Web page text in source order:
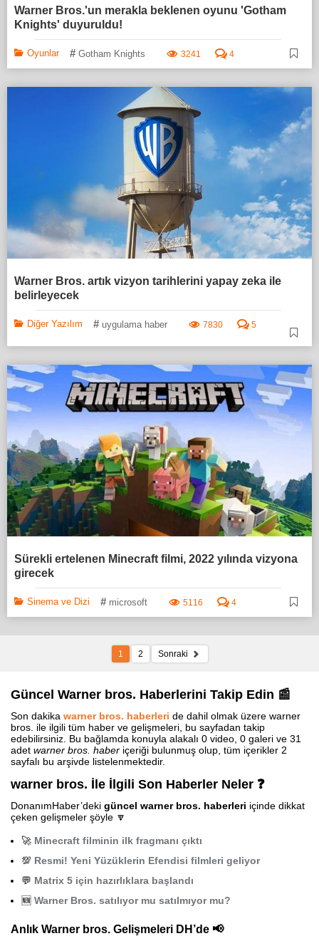
Warner Bros.'un merakla beklenen oyunu 'Gotham
Knights' duyuruldu!
Oyunlar # Gotham Knights 3241 4
Warner Bros. artık vizyon tarihlerini yapay zeka ile
belirleyecek
Diğer Yazılım # uygulama haber 7830 5
Sürekli ertelenen Minecraft filmi, 2022 yılında vizyona
girecek
Sinema ve Dizi # microsoft 5116 4
1 2 Sonraki
Güncel Warner bros. Haberlerini Takip Edin 📰
Son dakika warner bros. haberleri de dahil olmak üzere warner
bros. ile ilgili tüm haber ve gelişmeleri, bu sayfadan takip
edebilirsiniz. Bu bağlamda konuyla alakalı 0 video, 0 galeri ve 31
adet warner bros. haber içeriği bulunmuş olup, tüm içerikler 2
sayfalı bu arşivde listelenmektedir.
warner bros. İle İlgili Son Haberler Neler ❓
DonanımHaber’deki güncel warner bros. haberleri içinde dikkat
çeken gelişmeler şöyle 🔽
🚀 Minecraft filminin ilk fragmanı çıktı
💯 Resmi! Yeni Yüzüklerin Efendisi filmleri geliyor
💬 Matrix 5 için hazırlıklara başlandı
🆕 Warner Bros. satılıyor mu satılmıyor mu?
Anlık Warner bros. Gelişmeleri DH’de 📢